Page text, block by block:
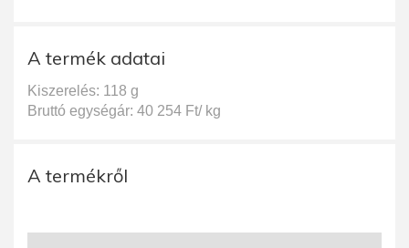
A termék adatai
Kiszerelés: 118 g
Bruttó egységár: 40 254 Ft/ kg
A termékről